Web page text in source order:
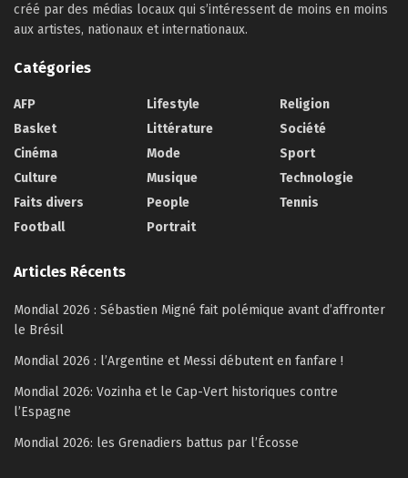
créé par des médias locaux qui s’intéressent de moins en moins
aux artistes, nationaux et internationaux.
Catégories
AFP
Basket
Cinéma
Culture
Faits divers
Football
Lifestyle
Littérature
Mode
Musique
People
Portrait
Religion
Société
Sport
Technologie
Tennis
Articles Récents
Mondial 2026 : Sébastien Migné fait polémique avant d’affronter
le Brésil
Mondial 2026 : l’Argentine et Messi débutent en fanfare !
Mondial 2026: Vozinha et le Cap-Vert historiques contre
l’Espagne
Mondial 2026: les Grenadiers battus par l’Écosse